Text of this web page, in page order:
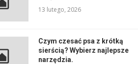
13 lutego, 2026
Czym czesać psa z krótką
sierścią? Wybierz najlepsze
narzędzia.